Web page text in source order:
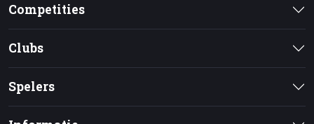
Competities
Clubs
Spelers